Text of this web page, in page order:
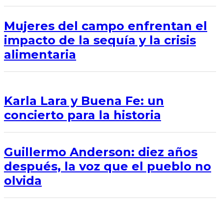
Mujeres del campo enfrentan el
impacto de la sequía y la crisis
alimentaria
Karla Lara y Buena Fe: un
concierto para la historia
Guillermo Anderson: diez años
después, la voz que el pueblo no
olvida